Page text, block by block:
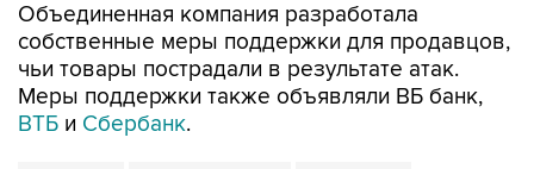
Объединенная компания разработала
собственные меры поддержки для продавцов,
чьи товары пострадали в результате атак.
Меры поддержки также объявляли ВБ банк,
ВТБ и Сбербанк.